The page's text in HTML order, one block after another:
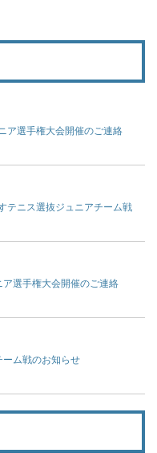
選手権大会開催のご連絡
テニス選抜ジュニアチーム戦
選手権大会開催のご連絡
ム戦のお知らせ